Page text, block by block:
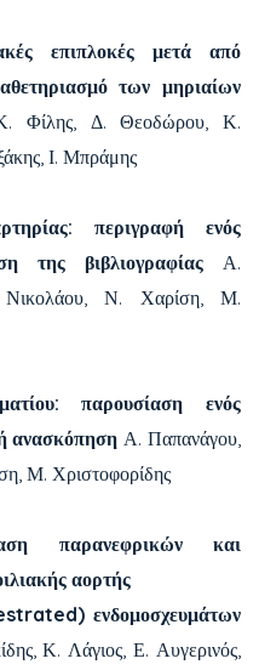
επιπλοκές μετά από
των μηριαίων
Φίλης, Δ. Θεοδώρου, Κ.
Ι. Μπράμης
περιγραφή ενός
της βιβλιογραφίας Α.
Ν. Χαρίση, Μ.
παρουσίαση ενός
ανασκόπησηΑ. Παπανάγου,
Μ. Χριστοφορίδης
παρανεφρικών και
αορτής
ενδομοσχευμάτων
Κ. Λάγιος, Ε. Αυγερινός,